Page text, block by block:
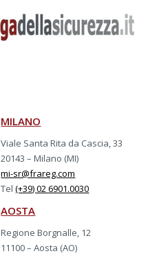
MILANO
Viale Santa Rita da Cascia, 33
20143 – Milano (MI)
mi-sr@frareg.com
Tel(+39) 02 6901.0030
AOSTA
Regione Borgnalle, 12
11100 – Aosta (AO)